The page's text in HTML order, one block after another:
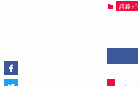
講義ビ